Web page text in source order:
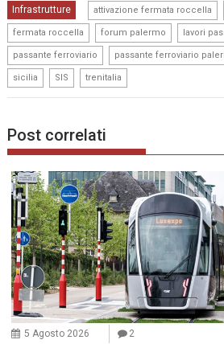
Infrastrutture attivazione fermata roccella
fermata roccella forum palermo lavori
passante ferroviario passante ferroviario
sicilia SIS trenitalia
Post correlati
5 Agosto 2026 2